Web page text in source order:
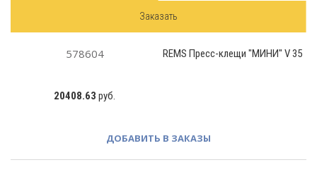
Заказать
578604 REMS Пресс-клещи "МИНИ" V 35
20408.63 руб.
ДОБАВИТЬ В ЗАКАЗЫ